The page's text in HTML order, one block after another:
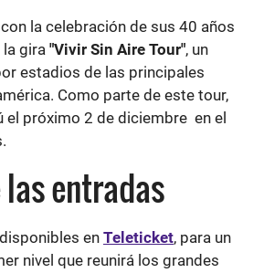
la celebración de sus 40 años
gira"Vivir Sin Aire Tour", un
estadios de las principales
Como parte de este tour,
el próximo 2 de diciembre en el
las entradas
en Teleticket, para un
nivel que reunirá los grandes